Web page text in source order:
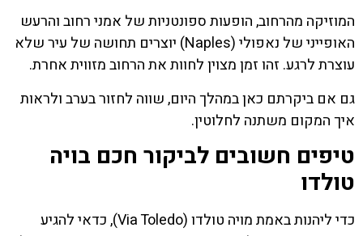
המוזיקה מהרחוב, הופעות ספונטניות של אמני רחוב והרעש
האופייני של נאפולי (Naples) יוצרים תחושה של עיר שלא
עוצרת לרגע. זהו זמן מצוין לחוות את הרחוב מזווית אחרת.
גם אם ביקרתם כאן במהלך היום, שווה לחזור בערב ולראות
איך המקום משתנה לחלוטין.
טיפים חשובים לביקור חכם בויה
טולדו
כדי ליהנות באמת מויה טולדו (Via Toledo), כדאי להגיע